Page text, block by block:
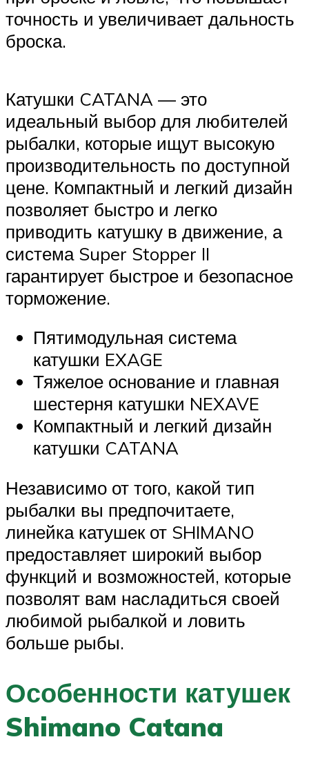
точность и увеличивает дальность
броска.
Катушки CATANA — это
идеальный выбор для любителей
рыбалки, которые ищут высокую
производительность по доступной
цене. Компактный и легкий дизайн
позволяет быстро и легко
приводить катушку в движение, а
система Super Stopper II
гарантирует быстрое и безопасное
торможение.
Пятимодульная система
катушки EXAGE
Тяжелое основание и главная
шестерня катушки NEXAVE
Компактный и легкий дизайн
катушки CATANA
Независимо от того, какой тип
рыбалки вы предпочитаете,
линейка катушек от SHIMANO
предоставляет широкий выбор
функций и возможностей, которые
позволят вам насладиться своей
любимой рыбалкой и ловить
больше рыбы.
Особенности катушек
Shimano Catana